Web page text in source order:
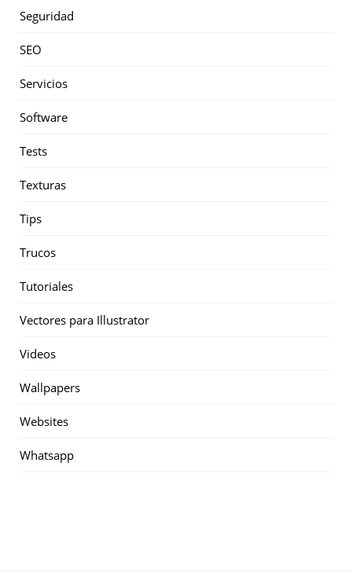
Seguridad
SEO
Servicios
Software
Tests
Texturas
Tips
Trucos
Tutoriales
Vectores para Illustrator
Videos
Wallpapers
Websites
Whatsapp